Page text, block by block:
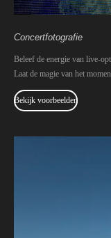
Concertfotografie
Beleef de energie van live-
Laat de magie van het
Bekijk voorbeelden